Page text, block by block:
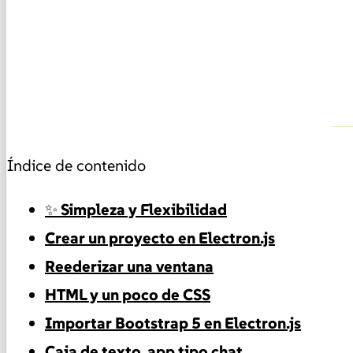
Índice de contenido
✨ Simpleza y Flexibilidad
Crear un proyecto en Electron.js
Reederizar una ventana
HTML y un poco de CSS
Importar Bootstrap 5 en Electron.js